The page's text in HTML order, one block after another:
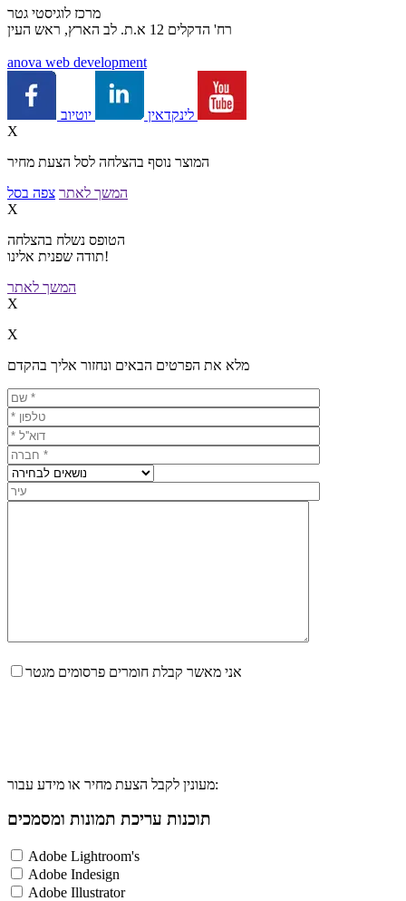
מרכז לוגיסטי גטר
רח' הדקלים 12 א.ת. לב הארץ, ראש העין
anova web development
לינקדאין
X
המוצר נוסף בהצלחה לסל הצעת מחיר
המשך לאתר צפה בסל
X
הטופס נשלח בהצלחה
תודה שפנית אלינו!
המשך לאתר
X
X
מלא את הפרטים הבאים ונחזור אליך בהקדם
אני מאשר קבלת חומרים פרסומים מגטר
מעונין לקבל הצעת מחיר או מידע עבור:
תוכנות עריכת תמונות ומסמכים
Adobe Lightroom's
Adobe Indesign
Adobe Illustrator